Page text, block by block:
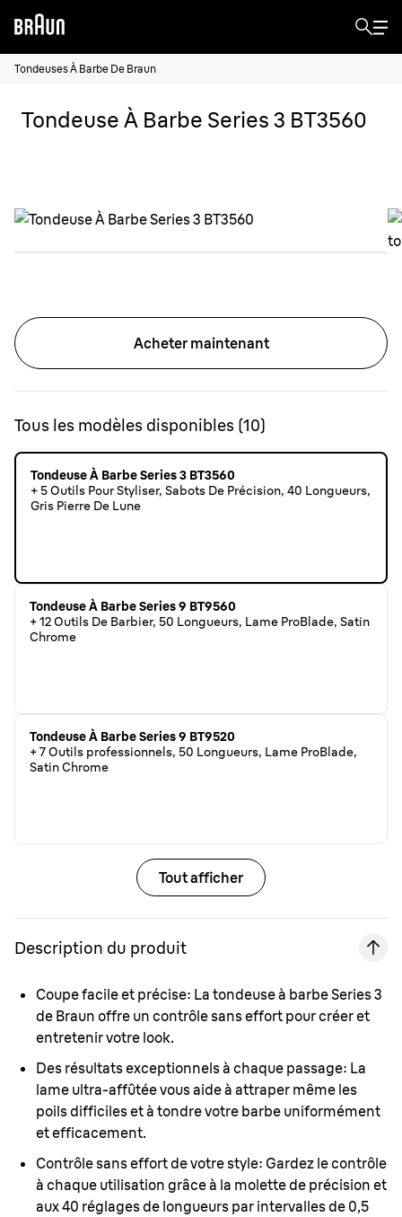
Tondeuses À Barbe De Braun
Tondeuse À Barbe Series 3 BT3560
Acheter maintenant
Tous les modèles disponibles (10)
Tondeuse À Barbe Series 3 BT3560
+ 5 Outils Pour Styliser, Sabots De Précision, 40 Longueurs,
Gris Pierre De Lune
Tondeuse À Barbe Series 9 BT9560
+ 12 Outils De Barbier, 50 Longueurs, Lame ProBlade, Satin
Chrome
Tondeuse À Barbe Series 9 BT9520
+ 7 Outils professionnels, 50 Longueurs, Lame ProBlade,
Satin Chrome
Tout afficher
Description du produit
Coupe facile et précise: La tondeuse à barbe Series 3
de Braun offre un contrôle sans effort pour créer et
entretenir votre look.
Des résultats exceptionnels à chaque passage: La
lame ultra-affûtée vous aide à attraper même les
poils difficiles et à tondre votre barbe uniformément
et efficacement.
Contrôle sans effort de votre style: Gardez le contrôle
à chaque utilisation grâce à la molette de précision et
aux 40 réglages de longueurs par intervalles de 0,5